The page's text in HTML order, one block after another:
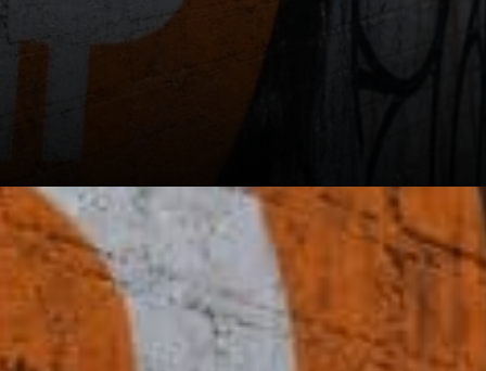
À lire aussi: Bitcoin grimpe de
5 % alors que les régulateurs